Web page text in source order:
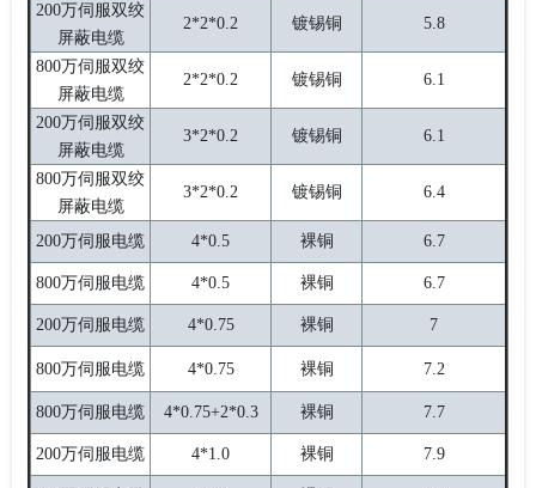
200万伺服双绞
屏蔽电缆
2*2*0.2 镀锡铜 5.8
800万伺服双绞
屏蔽电缆
2*2*0.2 镀锡铜 6.1
200万伺服双绞
屏蔽电缆
3*2*0.2 镀锡铜 6.1
800万伺服双绞
屏蔽电缆
3*2*0.2 镀锡铜 6.4
200万伺服电缆 4*0.5 裸铜 6.7
800万伺服电缆 4*0.5 裸铜 6.7
200万伺服电缆 4*0.75 裸铜 7
800万伺服电缆 4*0.75 裸铜 7.2
800万伺服电缆 4*0.75+2*0.3 裸铜 7.7
200万伺服电缆 4*1.0 裸铜 7.9